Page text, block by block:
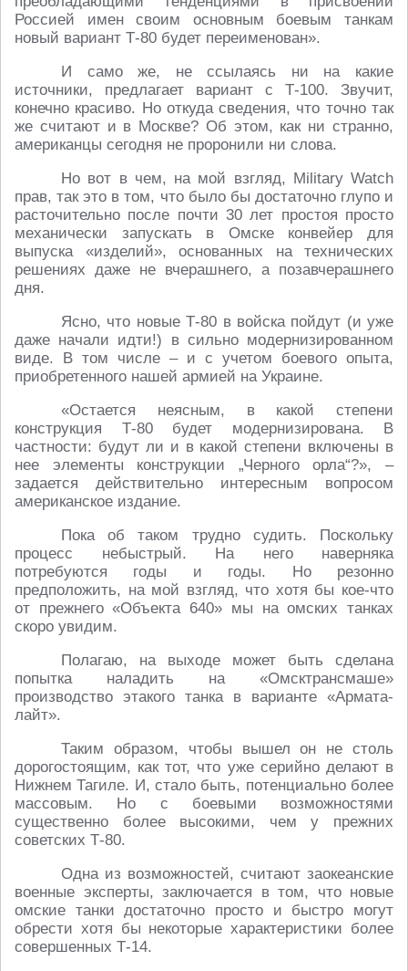
Россией имен своим основным боевым танкам
новый вариант Т-80 будет переименован».
И само же, не ссылаясь ни на какие
источники, предлагает вариант с Т-100. Звучит,
конечно красиво. Но откуда сведения, что точно так
же считают и в Москве? Об этом, как ни странно,
американцы сегодня не проронили ни слова.
Но вот в чем, на мой взгляд, Military Watch
прав, так это в том, что было бы достаточно глупо и
расточительно после почти 30 лет простоя просто
механически запускать в Омске конвейер для
выпуска «изделий», основанных на технических
решениях даже не вчерашнего, а позавчерашнего
дня.
Ясно, что новые Т-80 в войска пойдут (и уже
даже начали идти!) в сильно модернизированном
виде. В том числе – и с учетом боевого опыта,
приобретенного нашей армией на Украине.
«Остается неясным, в какой степени
конструкция Т-80 будет модернизирована. В
частности: будут ли и в какой степени включены в
нее элементы конструкции „Черного орла“?», –
задается действительно интересным вопросом
американское издание.
Пока об таком трудно судить. Поскольку
процесс небыстрый. На него наверняка
потребуются годы и годы. Но резонно
предположить, на мой взгляд, что хотя бы кое-что
от прежнего «Объекта 640» мы на омских танках
скоро увидим.
Полагаю, на выходе может быть сделана
попытка наладить на «Омсктрансмаше»
производство этакого танка в варианте «Армата-
лайт».
Таким образом, чтобы вышел он не столь
дорогостоящим, как тот, что уже серийно делают в
Нижнем Тагиле. И, стало быть, потенциально более
массовым. Но с боевыми возможностями
существенно более высокими, чем у прежних
советских Т-80.
Одна из возможностей, считают заокеанские
военные эксперты, заключается в том, что новые
омские танки достаточно просто и быстро могут
обрести хотя бы некоторые характеристики более
совершенных Т-14.